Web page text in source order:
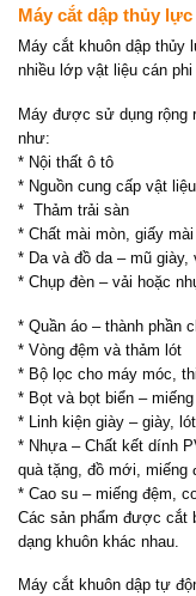
Máy cắt dập thủy lực
Máy cắt khuôn dập thủy
nhiều lớp vật liệu cán
Máy được sử dụng rộng
như:
* Nội thất ô tô
* Nguồn cung cấp vật
* Thảm trải sàn
* Chất mài mòn, giấy mài
* Da và đồ da – mũ
* Chụp đèn – vải hoặc
* Quần áo – thành phần
* Vòng đệm và thảm lót
* Bộ lọc cho máy móc,
* Bọt và bọt biển –
* Linh kiện giày – giày,
* Nhựa – Chất kết dính
quà tặng, đồ mới, miếng
* Cao su – miếng đệm,
Các sản phẩm được cắt
dạng khuôn khác nhau.
Máy cắt khuôn dập tự